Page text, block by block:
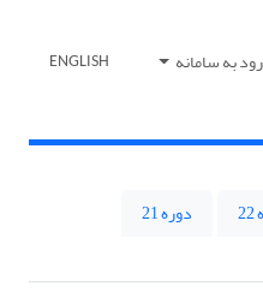
به سامانه ENGLISH
دوره 21